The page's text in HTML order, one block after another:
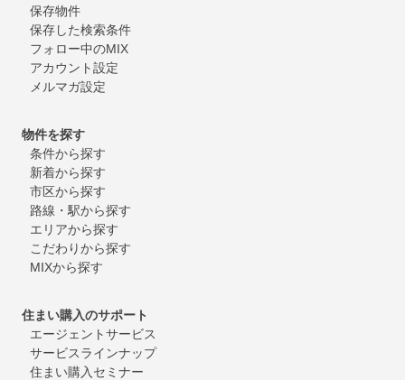
保存物件
保存した検索条件
フォロー中のMIX
アカウント設定
メルマガ設定
物件を探す
条件から探す
新着から探す
市区から探す
路線・駅から探す
エリアから探す
こだわりから探す
MIXから探す
住まい購入のサポート
エージェントサービス
サービスラインナップ
住まい購入セミナー